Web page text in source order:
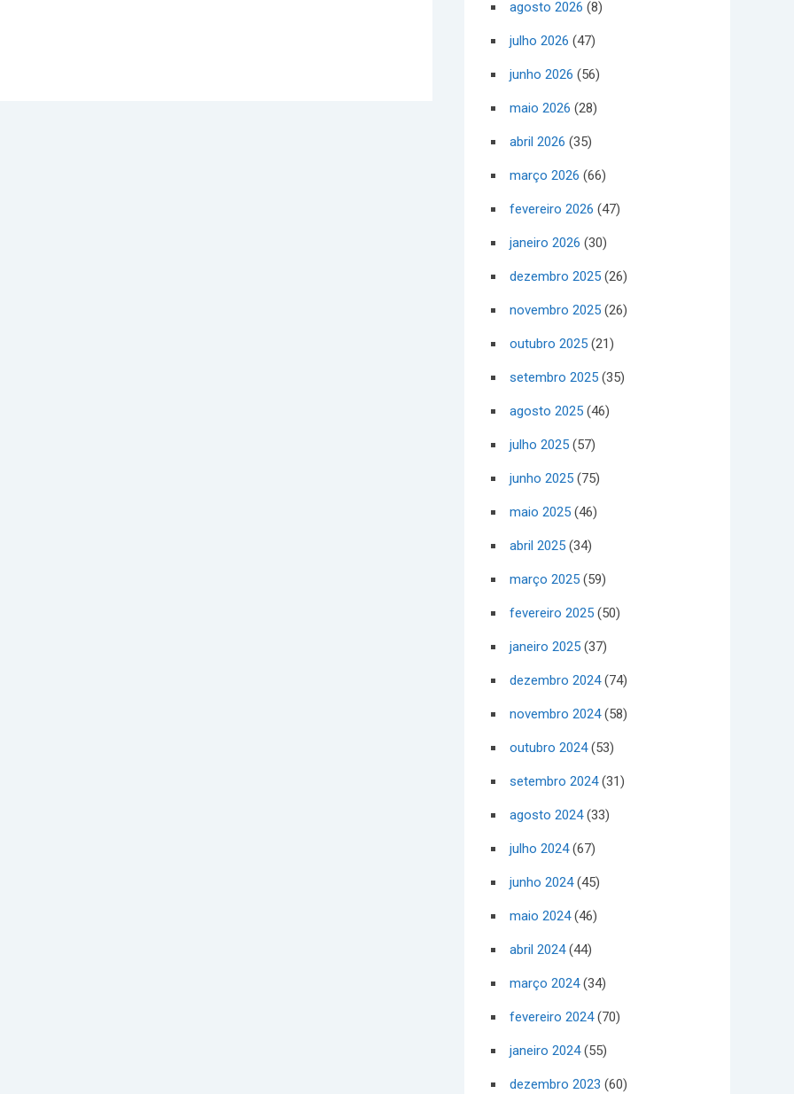
agosto 2026 (8)
julho 2026 (47)
junho 2026 (56)
maio 2026 (28)
abril 2026 (35)
março 2026 (66)
fevereiro 2026 (47)
janeiro 2026 (30)
dezembro 2025 (26)
novembro 2025 (26)
outubro 2025 (21)
setembro 2025 (35)
agosto 2025 (46)
julho 2025 (57)
junho 2025 (75)
maio 2025 (46)
abril 2025 (34)
março 2025 (59)
fevereiro 2025 (50)
janeiro 2025 (37)
dezembro 2024(74)
novembro 2024(58)
outubro 2024(53)
setembro 2024(31)
agosto 2024(33)
julho 2024(67)
junho 2024(45)
maio 2024(46)
abril 2024(44)
março 2024(34)
fevereiro 2024(70)
janeiro 2024(55)
dezembro 2023 (60)